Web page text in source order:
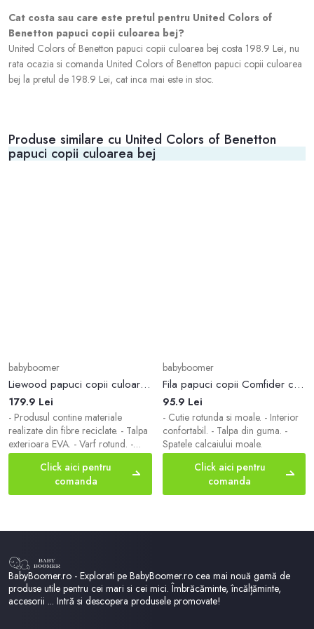
Cat costa sau care este pretul pentru United Colors of
Benetton papuci copii culoarea bej?
United Colors of Benetton papuci copii culoarea bej costa 198.9 Lei, nu
rata ocazia si comanda United Colors of Benetton papuci copii culoarea
bej la pretul de 198.9 Lei, cat inca mai este in stoc.
Produse similare cu United Colors of Benetton
papuci copii culoarea bej
babyboomer
Liewood papuci copii culoarea maro
179.9 Lei
- Produsul contine materiale
realizate din fibre reciclate. - Talpa
exterioara EVA. - Varf rotund. -
Talpa din spuma.
Click aici pentru
comanda
babyboomer
Fila papuci copii Comfider culoarea negru, China
95.9 Lei
- Cutie rotunda si moale. - Interior
confortabil. - Talpa din guma. -
Spatele calcaiului moale.
Click aici pentru
comanda
BabyBoomer.ro - Explorati pe BabyBoomer.ro cea mai nouă gamă de
produse utile pentru cei mari si cei mici. Îmbrăcăminte, încălțăminte,
accesorii ... Intră si descopera produsele promovate!